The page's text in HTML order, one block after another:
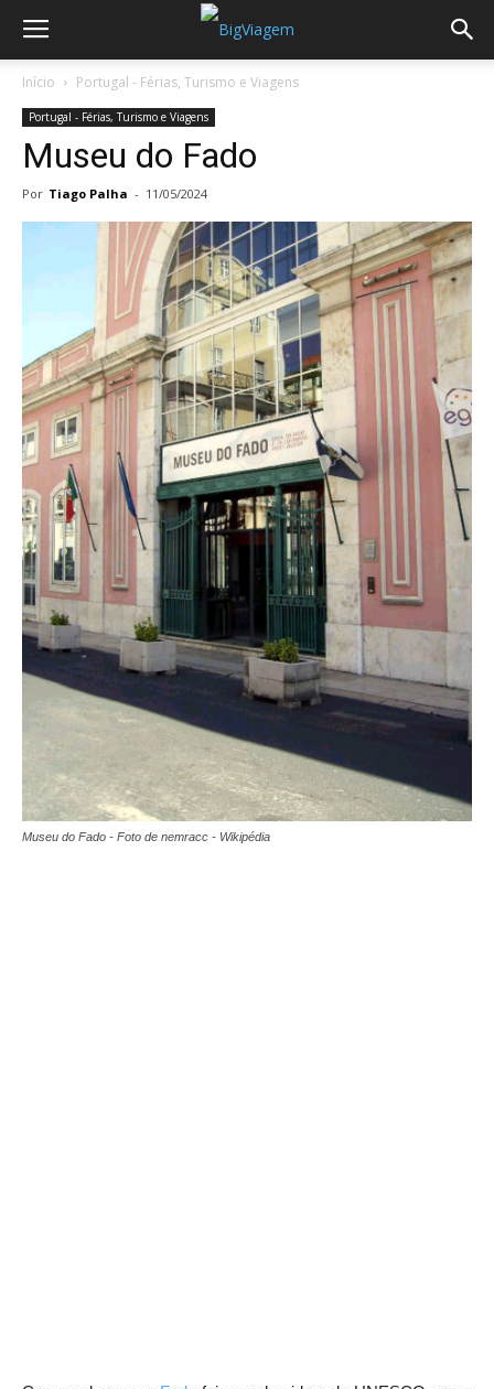
Início Portugal - Férias, Turismo e Viagens
Portugal - Férias, Turismo e Viagens
Museu do Fado
Por Tiago Palha - 11/05/2024
Museu do Fado - Foto de nemracc - Wikipédia